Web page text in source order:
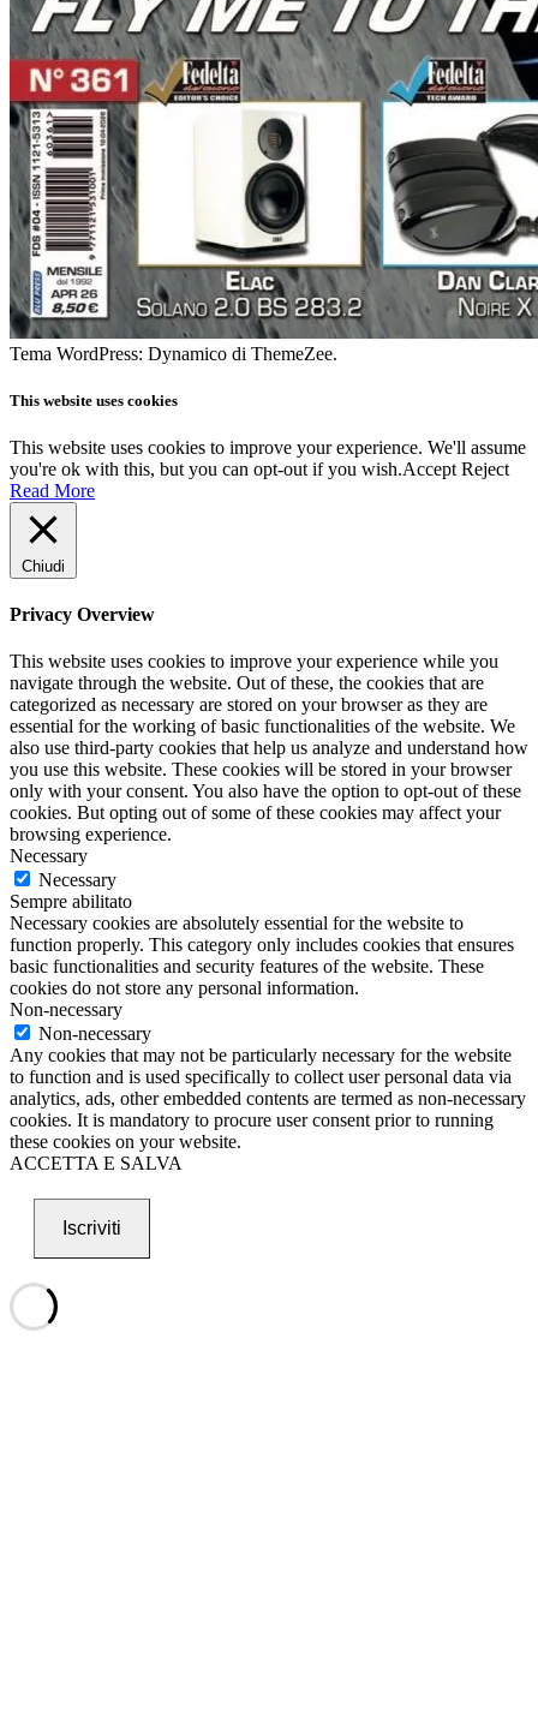
Tema WordPress: Dynamico di ThemeZee.
This website uses cookies
This website uses cookies to improve your experience. We'll assume
you're ok with this, but you can opt-out if you wish.Accept Reject
Read More
Chiudi
Privacy Overview
This website uses cookies to improve your experience while you
navigate through the website. Out of these, the cookies that are
categorized as necessary are stored on your browser as they are
essential for the working of basic functionalities of the website. We
also use third-party cookies that help us analyze and understand how
you use this website. These cookies will be stored in your browser
only with your consent. You also have the option to opt-out of these
cookies. But opting out of some of these cookies may affect your
browsing experience.
Necessary
Necessary
Sempre abilitato
Necessary cookies are absolutely essential for the website to
function properly. This category only includes cookies that ensures
basic functionalities and security features of the website. These
cookies do not store any personal information.
Non-necessary
Non-necessary
Any cookies that may not be particularly necessary for the website
to function and is used specifically to collect user personal data via
analytics, ads, other embedded contents are termed as non-necessary
cookies. It is mandatory to procure user consent prior to running
these cookies on your website.
ACCETTA E SALVA
Iscriviti